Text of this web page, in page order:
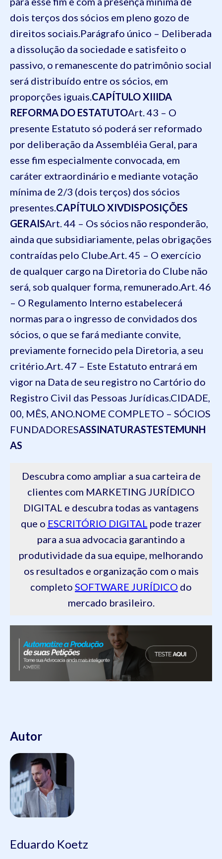
dois terços dos sócios em pleno gozo de
direitos sociais.Parágrafo único – Deliberada
a dissolução da sociedade e satisfeito o
passivo, o remanescente do patrimônio social
será distribuído entre os sócios, em
proporções iguais.CAPÍTULO XIIIDA
REFORMA DO ESTATUTOArt. 43 – O
presente Estatuto só poderá ser reformado
por deliberação da Assembléia Geral, para
esse fim especialmente convocada, em
caráter extraordinário e mediante votação
mínima de 2/3 (dois terços) dos sócios
presentes.CAPÍTULO XIVDISPOSIÇÕES
GERAISArt. 44 – Os sócios não responderão,
ainda que subsidiariamente, pelas obrigações
contraídas pelo Clube.Art. 45 – O exercício
de qualquer cargo na Diretoria do Clube não
será, sob qualquer forma, remunerado.Art. 46
– O Regulamento Interno estabelecerá
normas para o ingresso de convidados dos
sócios, o que se fará mediante convite,
previamente fornecido pela Diretoria, a seu
critério.Art. 47 – Este Estatuto entrará em
vigor na Data de seu registro no Cartório do
Registro Civil das Pessoas Jurídicas.CIDADE,
00, MÊS, ANO.NOME COMPLETO – SÓCIOS
FUNDADORESASSINATURASTESTEMUNH
AS
Descubra como ampliar a sua carteira de
clientes com MARKETING JURÍDICO
DIGITAL e descubra todas as vantagens
que o ESCRITÓRIO DIGITAL pode trazer
para a sua advocacia garantindo a
produtividade da sua equipe, melhorando
os resultados e organização com o mais
completo SOFTWARE JURÍDICO do
mercado brasileiro.
Autor
Eduardo Koetz